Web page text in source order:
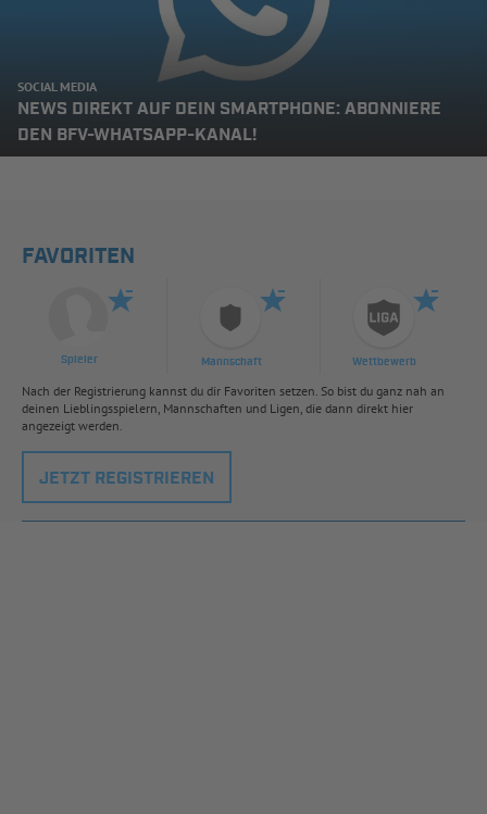
SOCIAL MEDIA
NEWS DIREKT AUF DEIN SMARTPHONE: ABONNIERE
DEN BFV-WHATSAPP-KANAL!
FAVORITEN
Spieler Mannschaft Wettbewerb
Nach der Registrierung kannst du dir Favoriten setzen. So bist du ganz nah an
deinen Lieblingsspielern, Mannschaften und Ligen, die dann direkt hier
angezeigt werden.
JETZT REGISTRIEREN